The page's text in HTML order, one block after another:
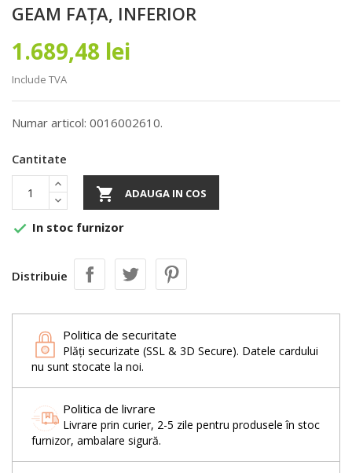
GEAM FAȚA, INFERIOR
1.689,48 lei
Include TVA
Numar articol: 0016002610.
Cantitate
 ADAUGA IN COS
 In stoc furnizor
Distribuie
Politica de securitate
Plăți securizate (SSL & 3D Secure). Datele cardului
nu sunt stocate la noi.
Politica de livrare
Livrare prin curier, 2-5 zile pentru produsele în stoc
furnizor, ambalare sigură.